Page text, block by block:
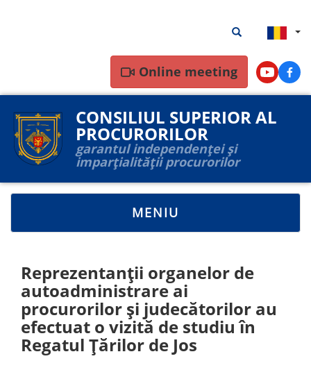
Rezultate
căutare
Rezultate
Online meeting Youtube
CONSILIUL SUPERIOR AL
PROCURORILOR
garantul independenței și
imparțialității procurorilor
TOGGLE
NAVIGATION
MENIU
Reprezentanții organelor de
autoadministrare ai
procurorilor și judecătorilor au
efectuat o vizită de studiu în
Regatul Țărilor de Jos